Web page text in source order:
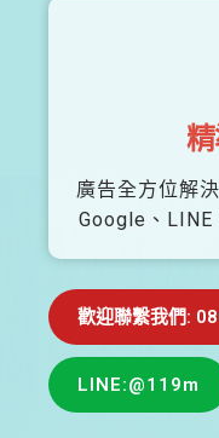
廣告全方位解
Google、LINE
歡迎聯繫我們:
LINE:@119m